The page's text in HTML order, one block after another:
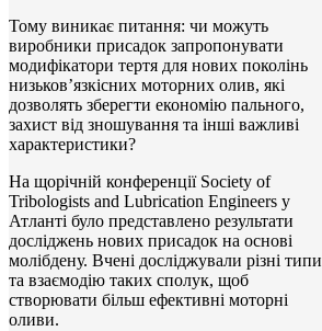
Тому виникає питання: чи можуть
виробники присадок запропонувати
модифікатори тертя для нових поколінь
низьков’язкісних моторних олив, які
дозволять зберегти економію пального,
захист від зношування та інші важливі
характеристики?
На щорічній конференції Society of
Tribologists and Lubrication Engineers у
Атланті було представлено результати
досліджень нових присадок на основі
молібдену. Вчені досліджували різні типи
та взаємодію таких сполук, щоб
створювати більш ефективні моторні
оливи.